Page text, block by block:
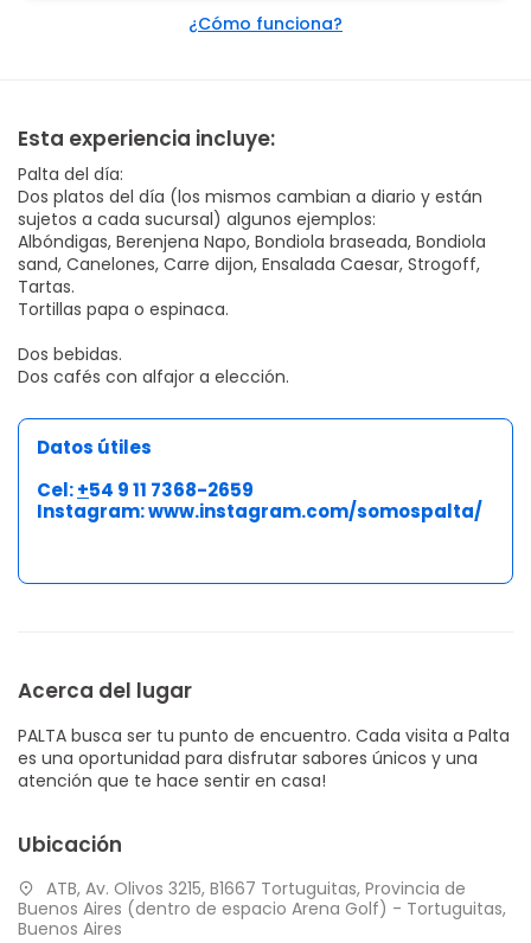
¿Cómo funciona?
Esta experiencia incluye:
Palta del día:
Dos platos del día (los mismos cambian a diario y están
sujetos a cada sucursal) algunos ejemplos:
Albóndigas, Berenjena Napo, Bondiola braseada, Bondiola
sand, Canelones, Carre dijon, Ensalada Caesar, Strogoff,
Tartas.
Tortillas papa o espinaca.
Dos bebidas.
Dos cafés con alfajor a elección.
Datos útiles
Cel:+54 9 11 7368-2659
Instagram:www.instagram.com/somospalta/
Acerca del lugar
PALTA busca ser tu punto de encuentro. Cada visita a Palta
es una oportunidad para disfrutar sabores únicos y una
atención que te hace sentir en casa!
Ubicación
ATB, Av. Olivos 3215, B1667 Tortuguitas, Provincia de
Buenos Aires (dentro de espacio Arena Golf) - Tortuguitas,
Buenos Aires